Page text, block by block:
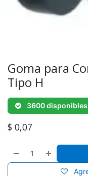
Goma para
Tipo H
3600
$ 0,07